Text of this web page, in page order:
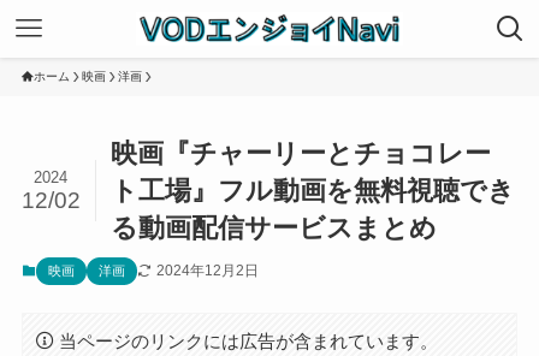
ホーム 映画 洋画
映画『チャーリーとチョコレー
ト工場』フル動画を無料視聴でき
る動画配信サービスまとめ
2024
12/02
映画 洋画 2024年12月2日
当ページのリンクには広告が含まれています。